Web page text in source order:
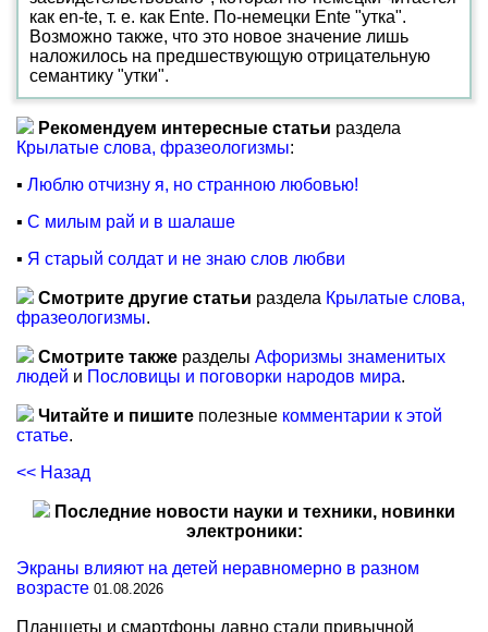
как en-te, т. е. как Ente. По-немецки Ente "утка".
Возможно также, что это новое значение лишь
наложилось на предшествующую отрицательную
семантику "утки".
Рекомендуем интересные статьи раздела
Крылатые слова, фразеологизмы:
▪ Люблю отчизну я, но странною любовью!
▪ С милым рай и в шалаше
▪ Я старый солдат и не знаю слов любви
Смотрите другие статьи раздела Крылатые слова,
фразеологизмы.
Смотрите также разделы Афоризмы знаменитых
людей и Пословицы и поговорки народов мира.
Читайте и пишите полезные комментарии к этой
статье.
<< Назад
Последние новости науки и техники, новинки
электроники:
Экраны влияют на детей неравномерно в разном
возрасте 01.08.2026
Планшеты и смартфоны давно стали привычной